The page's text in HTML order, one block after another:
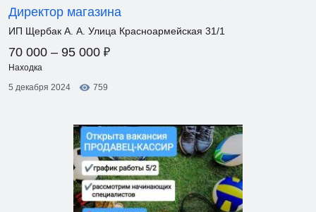
Директор магазина
ИП Щербак А. А. Улица Красноармейская 31/1
70 000 – 95 000 ₽
Находка
5 декабря 2024
759